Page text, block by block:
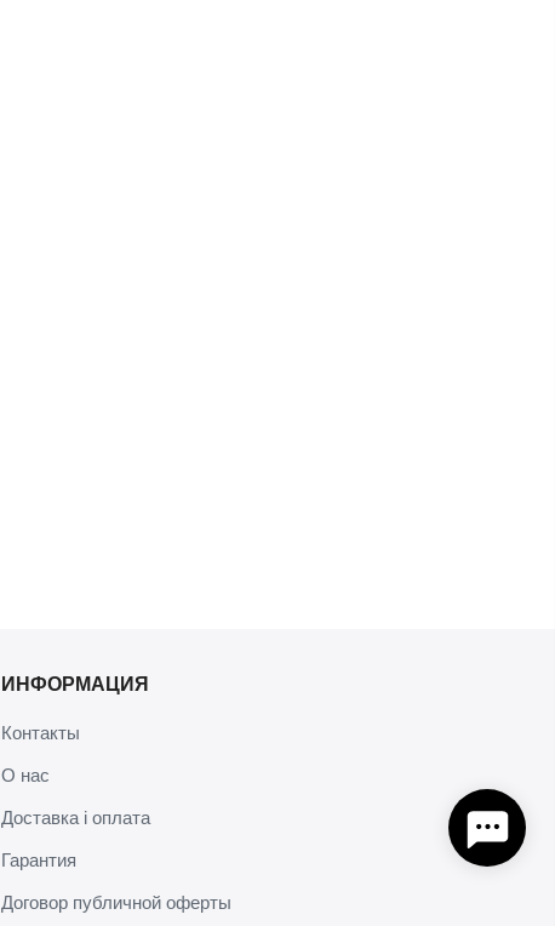
ИНФОРМАЦИЯ
Контакты
О нас
Доставка і оплата
Гарантия
Договор публичной оферты